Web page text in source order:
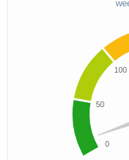
0
50
100